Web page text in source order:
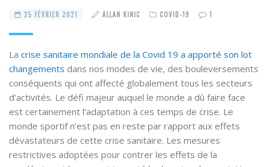
25 FÉVRIER 2021 ALLAN KINIC COVID-19 1
La crise sanitaire mondiale de la Covid 19 a apporté son lot
changements dans nos modes de vie, des bouleversements
conséquents qui ont affecté globalement tous les secteurs
d’activités. Le défi majeur auquel le monde a dû faire face
est certainement l’adaptation à ces temps de crise. Le
monde sportif n’est pas en reste par rapport aux effets
dévastateurs de cette crise sanitaire. Les mesures
restrictives adoptées pour contrer les effets de la